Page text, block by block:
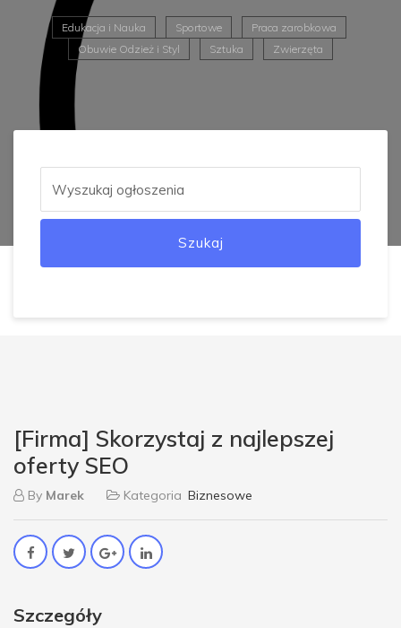
Edukacja i Nauka Sportowe
Praca zarobkowa
Obuwie Odzież i Styl
Sztuka Zwierzęta
Szukaj
[Firma] Skorzystaj z najlepszej
oferty SEO
By Marek Kategoria Biznesowe
Szczegóły